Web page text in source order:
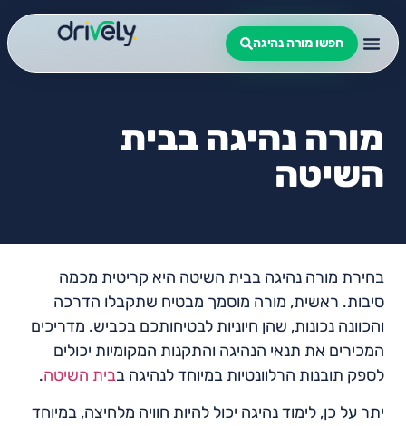
חפשו מורה נהיגה
מורה נהיגה בבית
השיטה
בחירת מורה נהיגה בבית השיטה היא קריטית מכמה
סיבות. ראשית, מורה מוסמך מבטיח שתקבלו הדרכה
והכוונה נכונות, שהן חיוניות לבטיחותכם בכביש. מדריכים
המכירים את תנאי הנהיגה והתקנות המקומיות יכולים
לספק תובנות הרלוונטיות במיוחד לנהיגה בבית השיטה.
יתר על כן, לימוד נהיגה יכול להיות חוויה מלחיצה, במיוחד